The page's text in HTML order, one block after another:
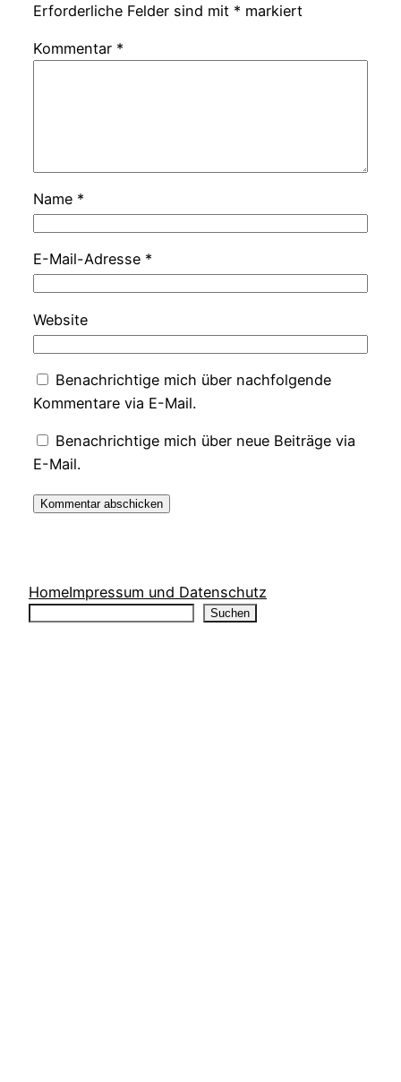
Erforderliche Felder sind mit * markiert
Kommentar *
Name *
E-Mail-Adresse *
Website
Benachrichtige mich über nachfolgende
Kommentare via E-Mail.
Benachrichtige mich über neue Beiträge via
E-Mail.
HomeImpressum und Datenschutz
Suchen
Suchen